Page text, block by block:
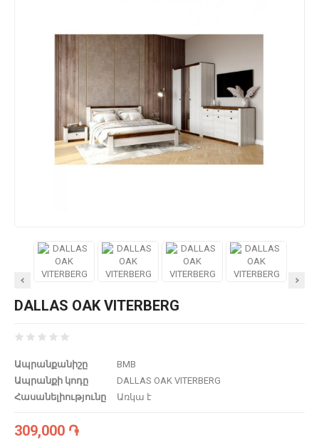
DALLAS OAK VITERBERG
Ապրանքանիշը
BMB
Ապրանքի կոդը
DALLAS OAK VITERBERG
Հասանելիությունը
Առկա է
309,000 ֏